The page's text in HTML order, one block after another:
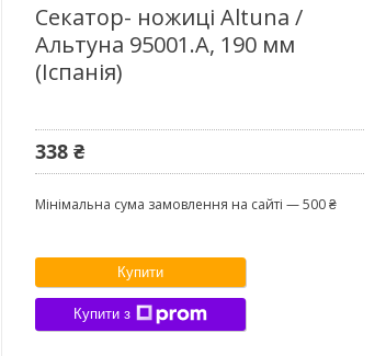
Секатор- ножиці Altuna /
Альтуна 95001.A, 190 мм
(Іспанія)
338 ₴
Мінімальна сума замовлення на сайті — 500 ₴
Купити
Купити з